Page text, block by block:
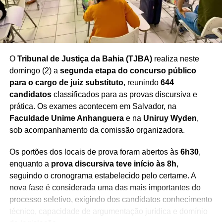
Redação Saiba+
O Tribunal de Justiça da Bahia (TJBA)realiza neste
domingo (2) a segunda etapa do concurso público
para o cargo de juiz substituto, reunindo 644
candidatosclassificados para as provas discursiva e
prática. Os exames acontecem em Salvador, na
Faculdade Unime Anhanguerae na Uniruy Wyden,
sob acompanhamento da comissão organizadora.
Os portões dos locais de prova foram abertos às 6h30,
enquanto a prova discursiva teve início às 8h,
seguindo o cronograma estabelecido pelo certame. A
nova fase é considerada uma das mais importantes do
processo seletivo, exigindo dos candidatos conhecimento
técnico, capacidade de argumentação jurídica e domínio